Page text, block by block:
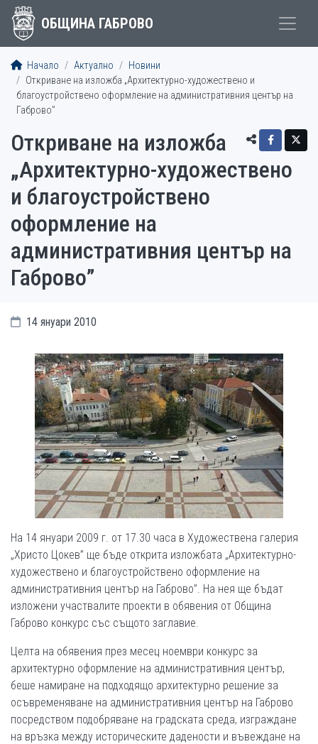
ОБЩИНА ГАБРОВО
Начало Актуално
Новини
Откриване на изложба „Архитектурно-художествено и
благоустройствено оформление на административния център на
Габрово”
Откриване на изложба
„Архитектурно-художествено
и благоустройствено
оформление на
административния център на
Габрово”
14 януари 2010
На 14 януари 2009 г. от 17.30 часа в Художествена галерия
„Христо Цокев” ще бъде открита изложбата „Архитектурно-
художествено и благоустройствено оформление на
административния център на Габрово”. На нея ще бъдат
изложени участвалите проекти в обявения от Община
Габрово конкурс със същото заглавие.
Целта на обявения през месец ноември конкурс за
архитектурно оформление на административния център,
беше намиране на подходящо архитектурно решение за
осъвременяване на административния център на Габрово
посредством подобряване на градската среда, изграждане
на връзка между историческите дадености и въвеждане на